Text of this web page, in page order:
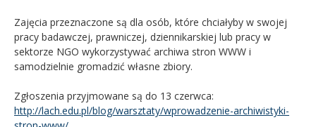
Zajęcia przeznaczone są dla osób, które chciałyby w swojej
pracy badawczej, prawniczej, dziennikarskiej lub pracy w
sektorze NGO wykorzystywać archiwa stron WWW i
samodzielnie gromadzić własne zbiory.
Zgłoszenia przyjmowane są do 13 czerwca:
http://lach.edu.pl/blog/warsztaty/wprowadzenie-archiwistyki-